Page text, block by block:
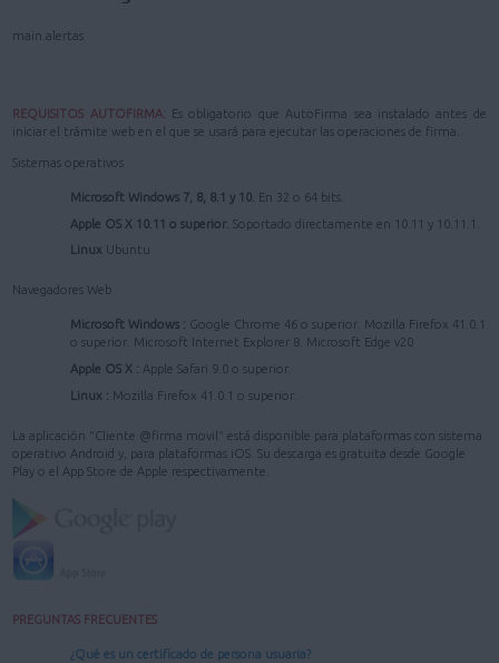
main.alertas
REQUISITOS AUTOFIRMA: Es obligatorio que AutoFirma sea instalado antes de
iniciar el trámite web en el que se usará para ejecutar las operaciones de firma.
Sistemas operativos
Microsoft Windows 7, 8, 8.1 y 10. En 32 o 64 bits.
Apple OS X 10.11 o superior. Soportado directamente en 10.11 y 10.11.1.
Linux Ubuntu
Navegadores Web
Microsoft Windows : Google Chrome 46 o superior. Mozilla Firefox 41.0.1
o superior. Microsoft Internet Explorer 8. Microsoft Edge v20
Apple OS X : Apple Safari 9.0 o superior.
Linux : Mozilla Firefox 41.0.1 o superior.
La aplicación "Cliente @firma movil" está disponible para plataformas con sistema
operativo Android y, para plataformas iOS. Su descarga es gratuita desde Google
Play o el App Store de Apple respectivamente.
PREGUNTAS FRECUENTES
¿Qué es un certificado de persona usuaria?